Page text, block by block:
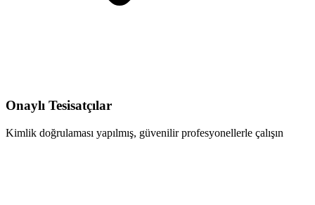
Onaylı Tesisatçılar
Kimlik doğrulaması yapılmış, güvenilir profesyonellerle çalışın